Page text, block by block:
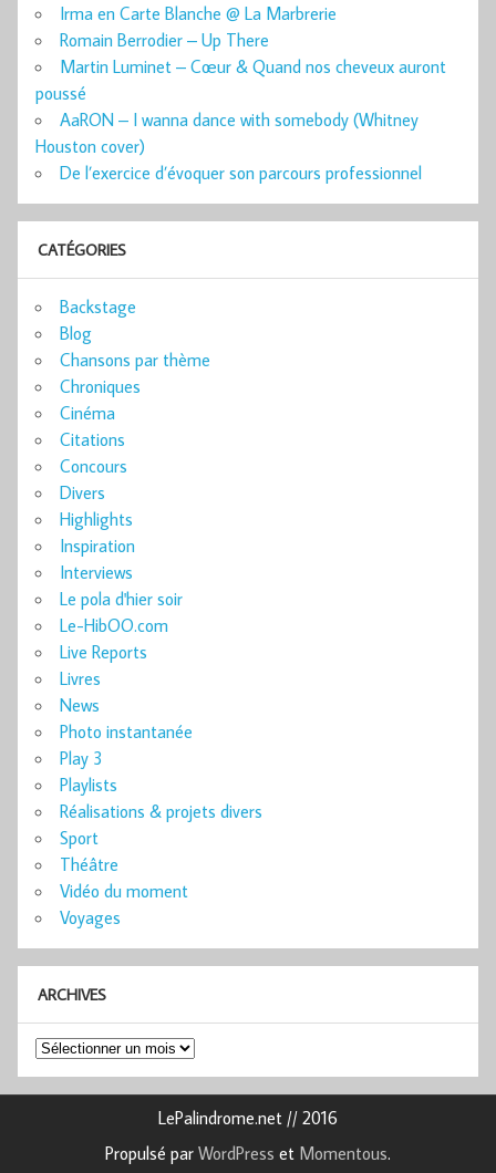
Irma en Carte Blanche @ La Marbrerie
Romain Berrodier – Up There
Martin Luminet – Cœur & Quand nos cheveux auront
poussé
AaRON – I wanna dance with somebody (Whitney
Houston cover)
De l’exercice d’évoquer son parcours professionnel
CATÉGORIES
Backstage
Blog
Chansons par thème
Chroniques
Cinéma
Citations
Concours
Divers
Highlights
Inspiration
Interviews
Le pola d'hier soir
Le-HibOO.com
Live Reports
Livres
News
Photo instantanée
Play 3
Playlists
Réalisations & projets divers
Sport
Théâtre
Vidéo du moment
Voyages
ARCHIVES
Archives
LePalindrome.net // 2016
Propulsé par WordPress et Momentous.